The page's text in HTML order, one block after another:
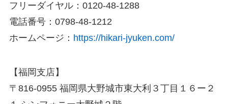
フリーダイヤル：0120-48-1288
電話番号：0798-48-1212
ホームページ： https://hikari-jyuken.com/
【福岡支店】
〒816-0955 福岡県大野城市東大利３丁目１６ー２